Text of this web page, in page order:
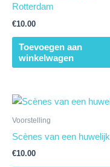
Rotterdam
€10.00
Toevoegen aan
winkelwagen
Voorstelling
Scènes van een huwelijk
€10.00